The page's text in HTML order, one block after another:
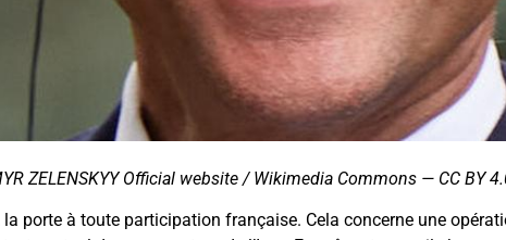
ZELENSKYY Official website / Wikimedia Commons — CC BY
la porte à toute participation française. Cela concerne une